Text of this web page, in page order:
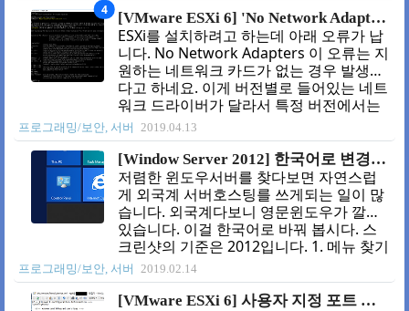
4
[VMware ESXi 6] 'No Network Adapters' 오류 해결하기
ESXi를 설치하려고 하는데 아래 오류가 납
니다. No Network Adapters 이 오류는 지
원하는 네트워크 카드가 없는 경우 발생한
다고 하네요. 이게 버전별로 들어있는 네트
워크 드라이버가 달라서 특정 버전에서는
되는데 다른 버전에서는 설치될 수도 있습
니다. 이런 경우 ESXi이미지에 드라이버를
추가해서 만들어야 합니다. 1. 커스텀 스크
립트 다운로드 일단 'ESXi'이미지를 커스텀
하려면 커스텀을 지원하는 스크립트가 필
요합니다. (참고 : VMware Front
Experience - ESXi-Customizer-PS) 이 스
크립트는 파워쉘(PowerShell) 스크립트입
니다. 관리자 권한으로 파워쉘을 열고 아래
명령어를 넣어 실행해 봅시다. .\ESXi-
Customizer-PS-v2.6.0.ps..
프로그래밍/보안, 서버 2019.04.13
[Window Server 2012] 한국어로 변경하기
저렴한 윈도우서버를 찾다보면 자연스럽
게 외국계 서버호스팅를 쓰게되는 일이 많
습니다. 외국계다보니 영문윈도우가 깔려
있습니다. 이걸 한국어로 바꿔 봅시다. 스
크린샷의 기준은 2012입니다. 1. 메뉴 찾기
시작 > Control Panel > Clock, Language,
and Region > Add a language 로 이동합
니다. 2. 한국어 추가하기 Add a language
프로그래밍/보안, 서버 2019.02.14
[VMware ESXi 6] 사용자 지정 포트 열기